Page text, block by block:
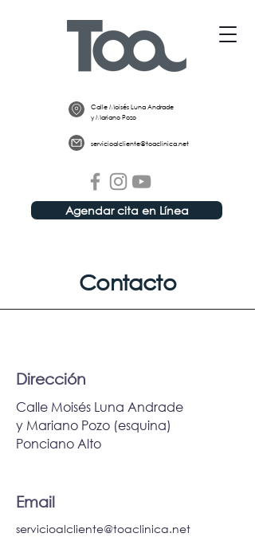
Calle Moisés Luna Andrade
y Mariano Pozo
servicioalcliente@toaclinica.net
Agendar cita en Línea
Contacto
Dirección
Calle Moisés Luna Andrade
y Mariano Pozo (esquina)
Ponciano Alto
Email
servicioalcliente@toaclinica.net